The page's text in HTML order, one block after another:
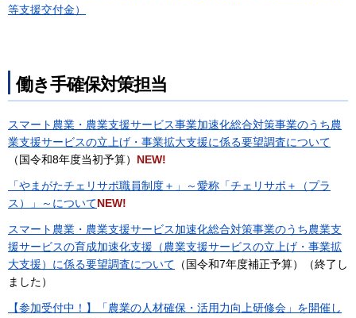
等支援交付金）
働き手確保対策担当
スマート農業・農業支援サービス事業加速化総合対策事業のうち農
業支援サービスの立上げ・事業拡大支援に係る要望調査について
（国令和8年度当初予算） NEW!
「やまがたチェリサポ職員制度＋」～愛称「チェリサポ＋（プラ
ス）」～についてNEW!
スマート農業・農業支援サービス加速化総合対策事業のうち農業支
援サービスの育成加速化支援（農業支援サービスの立上げ・事業拡
大支援）に係る要望調査について （国令和7年度補正予算）（終了し
ました）
【参加受付中！】 「農業の人材確保・活用力向上研修会」を開催し